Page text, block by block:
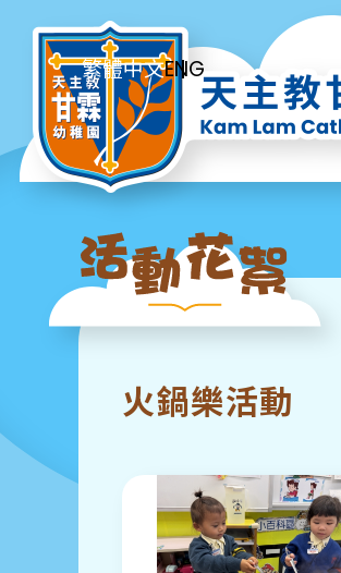
ENG
繁體中文
火鍋樂活動